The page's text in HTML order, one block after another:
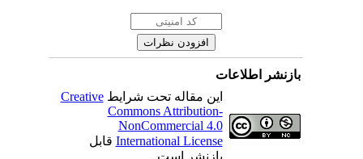
اطلاعات
این مقاله تحت شرایطCreative
Commons Attribution-
NonCommercial 4.0
International Licenseقابل